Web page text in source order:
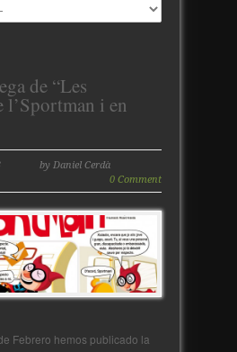
de “Les
l’Sportman i en
by Daniel Cerdà
0 Comment
Febrero hemos publicado la